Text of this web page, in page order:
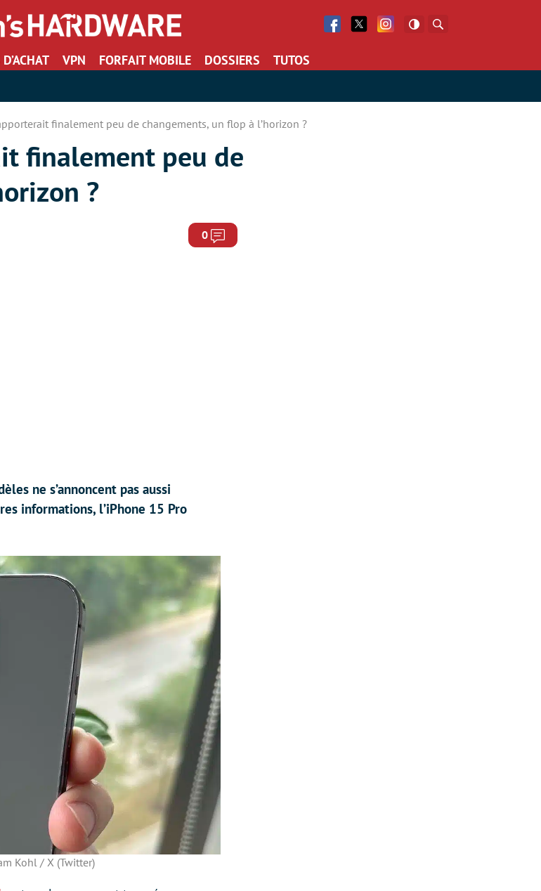
Facebook
Twitter Facebook
VPN FORFAIT MOBILE DOSSIERS TUTOS
finalement peu de changements, un flop à l’horizon ?
finalement peu de
?
0 Commentaires
ne s’annoncent pas aussi
informations, l’iPhone 15 Pro
Kohl / X (Twitter)